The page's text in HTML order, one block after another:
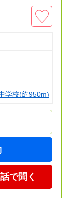
学校(約950m)
で聞く